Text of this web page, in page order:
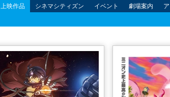
上映作品 シネマシティズン イベント 劇場案内